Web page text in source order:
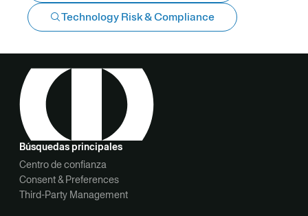
Technology Risk & Compliance
Búsquedas principales
Centro de confianza
Consent & Preferences
Third-Party Management